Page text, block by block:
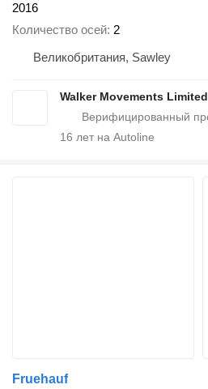
2016
Количество осей 2
Великобритания, Sawley
Walker Movements Limited
16 лет на Autoline
Fruehauf